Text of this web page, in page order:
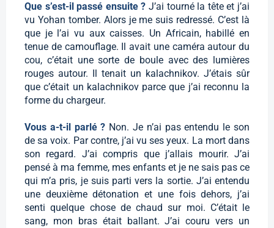
Que s’est-il passé ensuite ? J’ai tourné la tête et j’ai
vu Yohan tomber. Alors je me suis redressé. C’est là
que je l’ai vu aux caisses. Un Africain, habillé en
tenue de camouflage. Il avait une caméra autour du
cou, c’était une sorte de boule avec des lumières
rouges autour. Il tenait un kalachnikov. J’étais sûr
que c’était un kalachnikov parce que j’ai reconnu la
forme du chargeur.
Vous a-t-il parlé ? Non. Je n’ai pas entendu le son
de sa voix. Par contre, j’ai vu ses yeux. La mort dans
son regard. J’ai compris que j’allais mourir. J’ai
pensé à ma femme, mes enfants et je ne sais pas ce
qui m’a pris, je suis parti vers la sortie. J’ai entendu
une deuxième détonation et une fois dehors, j’ai
senti quelque chose de chaud sur moi. C’était le
sang, mon bras était ballant. J’ai couru vers un